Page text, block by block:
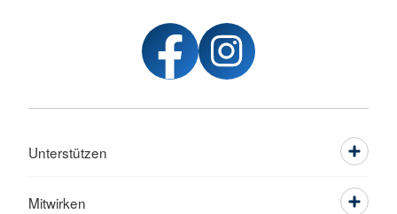
Unterstützen
Mitwirken